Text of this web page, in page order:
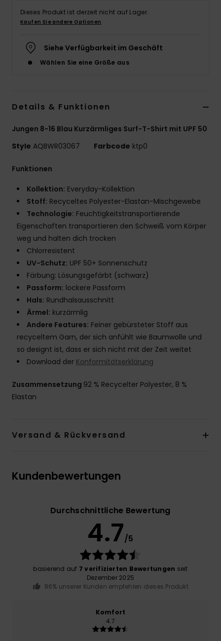
Dieses Produkt ist derzeit nicht auf Lager.
Kaufen Sie andere Optionen
Siehe Verfügbarkeit im Geschäft
Wählen Sie eine Größe aus
Details & Funktionen
Jungen 8-16 Blau Kurzärmliges Surf-T-Shirt mit UPF 50
Style AQBWR03067 Farbcode ktp0
Funktionen
Kollektion: Everyday-Kollektion
Stoff: Recyceltes Polyester-Elastan-Mischgewebe
Technologie: Feuchtigkeitstransportierende
Eigenschaften transportieren den Schweiß vom Körper
weg und halten dich trocken
Chlorresistent
UV-Schutz: UPF 50+ Sonnenschutz
Färbung: Lösungsgefärbt (schwarz)
Passform: lockere Passform
Hals: Rundhalsausschnitt
Ärmel: kurzärmlig
Andere Features: Feiner gebürsteter Stoff aus
recyceltem Garn, der sich anfühlt wie Baumwolle und
so designt ist, dass er sich nicht mit der Zeit weitet
Download der Konformitätserklärung
Zusammensetzung 92 % Recycelter Polyester, 8 %
Elastan
Versand & Rückversand
Kundenbewertungen
Durchschnittliche Bewertung
4.7/5
basierend auf 7 verifizierten Bewertungen seit
Dezember 2025
86% unserer Kunden empfehlen dieses Produkt
Komfort
4.7